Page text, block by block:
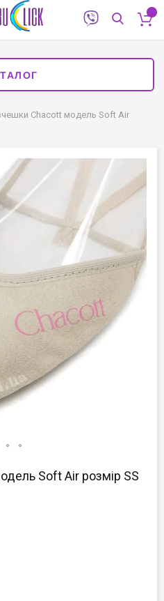
Chacott модель Soft Air
Soft Air розмір SS